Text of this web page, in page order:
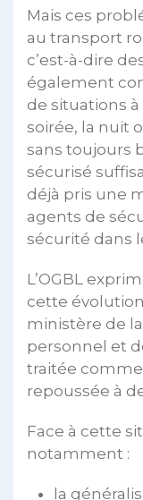
Mais ces
au transport
c’est-à-dire
également
de situations
soirée, la nuit
sans toujours
sécurisé
déjà pris une
agents de
sécurité dans
L’OGBL
cette
ministère de
personnel et
traitée
repoussée à
Face à cette
notamment :
la